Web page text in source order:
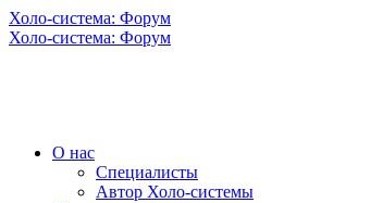
Холо-система: Форум
Холо-система: Форум
О нас
Специалисты
Автор Холо-системы